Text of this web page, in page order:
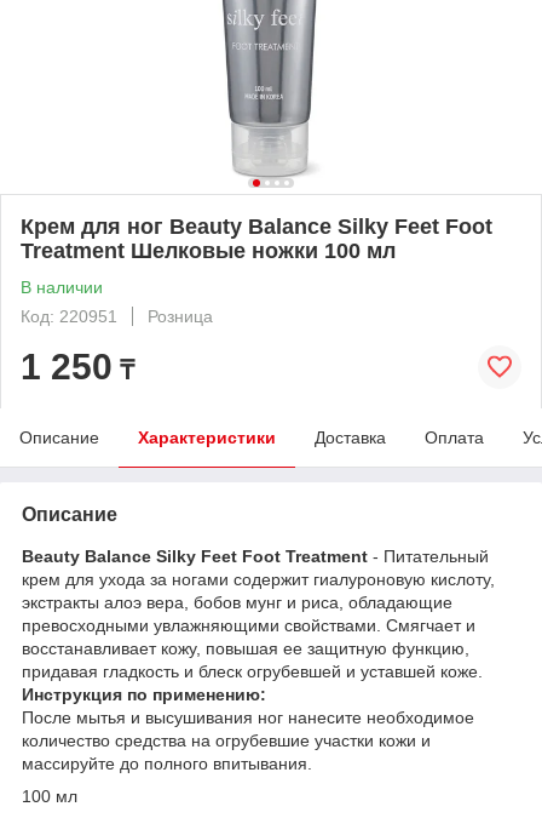
Крем для ног Beauty Balance Silky Feet Foot
Treatment Шелковые ножки 100 мл
В наличии
Код: 220951
Розница
1 250 ₸
Описание Характеристики Доставка Оплата
Описание
Beauty Balance Silky Feet Foot Treatment - Питательный
крем для ухода за ногами содержит гиалуроновую кислоту,
экстракты алоэ вера, бобов мунг и риса, обладающие
превосходными увлажняющими свойствами. Смягчает и
восстанавливает кожу, повышая ее защитную функцию,
придавая гладкость и блеск огрубевшей и уставшей коже.
Инструкция по применению:
После мытья и высушивания ног нанесите необходимое
количество средства на огрубевшие участки кожи и
массируйте до полного впитывания.
100 мл